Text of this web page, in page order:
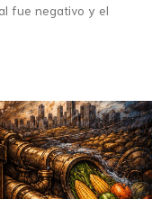
fue negativo y el